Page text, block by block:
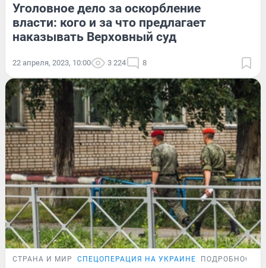
Уголовное дело за оскорбление
власти: кого и за что предлагает
наказывать Верховный суд
22 апреля, 2023, 10:00 3 224 8
СТРАНА И МИР СПЕЦОПЕРАЦИЯ НА УКРАИНЕ ПОДРОБНОСТИ